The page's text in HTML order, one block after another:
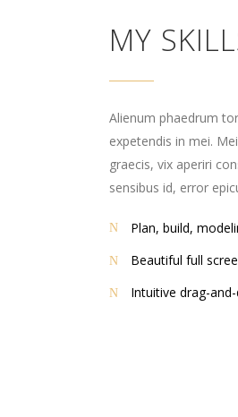
MY
Alienum phaedrum
expetendis in mei.
graecis, vix aperiri
sensibus id, error
Plan, build,
Beautiful full
Intuitive drag-